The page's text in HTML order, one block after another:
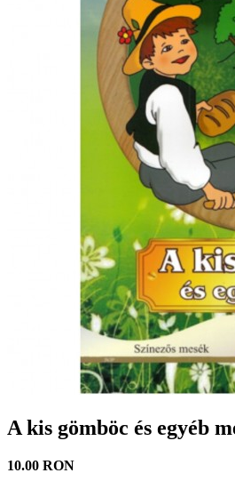
A kis gömböc és egyéb
10.00 RON